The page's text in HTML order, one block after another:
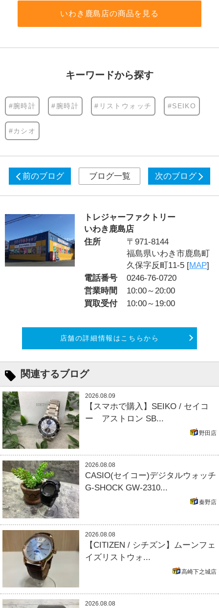
いわき鹿島店の商品を見る
キーワードから探す
#腕時計 #腕時計 #リストウォッチ #SEIKO
#カシオ
前のブログ ブログ一覧 次のブログ
トレジャーファクトリー
いわき鹿島店
住所
〒971-8144
福島県いわき市鹿島町
久保字反町11-5 [MAP]
電話番号
0246-76-0720
営業時間
10:00～20:00
買取受付
10:00～19:00
店舗の詳細情報はこちらから
関連するブログ
2026.08.09
【スマホで購入】SEIKO / セイコ
ー アストロン SB...
野田店
2026.08.08
CASIO(セイコー)デジタルウォッチ
G-SHOCK GW-2310...
秦野店
2026.08.08
【CITIZEN / シチズン】ムーンフェ
イズリストウォ...
高崎下之城店
2026.08.08